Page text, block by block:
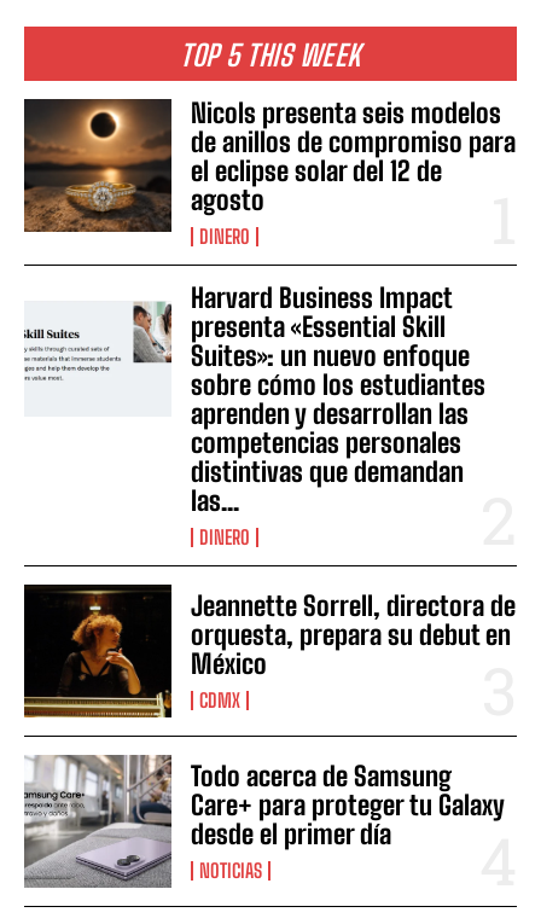
TOP 5 THIS WEEK
Nicols presenta seis modelos
de anillos de compromiso para
el eclipse solar del 12 de
agosto
DINERO
Harvard Business Impact
presenta «Essential Skill
Suites»: un nuevo enfoque
sobre cómo los estudiantes
aprenden y desarrollan las
competencias personales
distintivas que demandan
las...
DINERO
Jeannette Sorrell, directora de
orquesta, prepara su debut en
México
CDMX
Todo acerca de Samsung
Care+ para proteger tu Galaxy
desde el primer día
NOTICIAS